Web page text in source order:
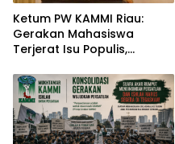
Ketum PW KAMMI Riau:
Gerakan Mahasiswa
Terjerat Isu Populis,